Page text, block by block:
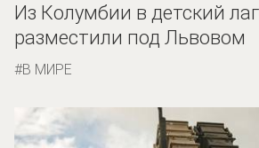
Из Колумбии в детский
разместили под Львовом
В МИРЕ